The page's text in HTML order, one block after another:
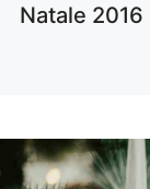
Natale 2016